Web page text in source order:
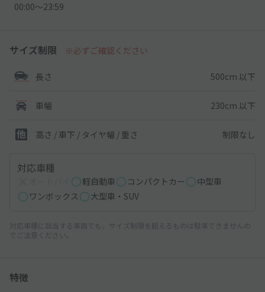
00:00〜23:59
サイズ制限 ※必ずご確認ください
長さ 500cm 以下
車幅 230cm 以下
高さ / 車下 / タイヤ幅 / 重さ 制限なし
対応車種
軽自動車 コンパクトカー
中型車
ワンボックス
大型車・SUV
対応車種に該当する車両でも、サイズ制限を超えるものは駐車できませんの
でご注意ください。
特徴